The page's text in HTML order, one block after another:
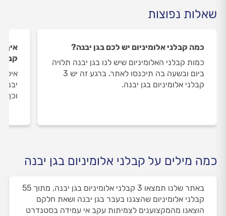
שאלות נפוצות
כמה קבלני אלומיניום יש לכם בגן יבנה?
כמות קבלני האלומיניום שיש לנו בגן יבנה תלויה
ביום ובשעה בה תיכנסו לאתר. ברגע זה יש 3
קבלני אלומיניום בגן יבנה.
איך
וכך
כמה מילים על קבלני אלומיניום בגן יבנה
באתר שלנו תמצאו 3 קבלני אלומיניום בגן יבנה, מתוך 55
קבלני אלומיניום שהצגנו בעבר בגן יבנה ושאת חלקם
הוצאנו מהמקצוענים לצמיתות עקב אי עמידה בסטנדרט